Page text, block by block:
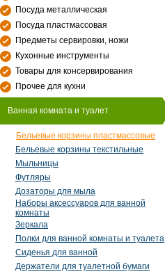
Посуда металлическая
Посуда пластмассовая
Предметы сервировки, ножи
Кухонные инструменты
Товары для консервирования
Прочее для кухни
Ванная комната и туалет
Бельевые корзины пластмассовые
Бельевые корзины текстильные
Мыльницы
Футляры
Дозаторы для мыла
Наборы аксессуаров для ванной
комнаты
Зеркала
Полки для ванной комнаты и туалета
Сиденья для ванной
Держатели для туалетной бумаги